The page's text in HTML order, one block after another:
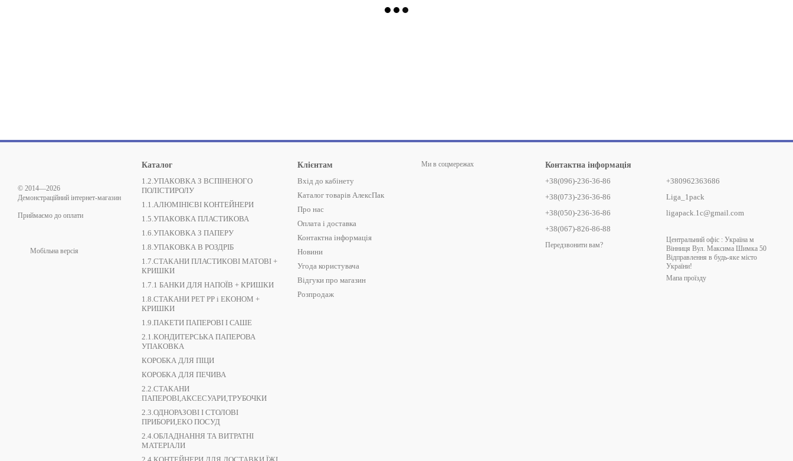
© 2014—2026
Демонстраційний інтернет-магазин
Приймаємо до оплати
Мобільна версія
Каталог
1.2.УПАКОВКА З ВСПІНЕНОГО
ПОЛІСТИРОЛУ
1.1.АЛЮМІНІЄВІ КОНТЕЙНЕРИ
1.5.УПАКОВКА ПЛАСТИКОВА
1.6.УПАКОВКА З ПАПЕРУ
1.8.УПАКОВКА В РОЗДРІБ
1.7.СТАКАНИ ПЛАСТИКОВІ МАТОВІ +
КРИШКИ
1.7.1 БАНКИ ДЛЯ НАПОЇВ + КРИШКИ
1.8.СТАКАНИ РЕТ РР і ЕКОНОМ +
КРИШКИ
1.9.ПАКЕТИ ПАПЕРОВІ І САШЕ
2.1.КОНДИТЕРСЬКА ПАПЕРОВА
УПАКОВКА
КОРОБКА ДЛЯ ПІЦИ
КОРОБКА ДЛЯ ПЕЧИВА
2.2.СТАКАНИ
ПАПЕРОВІ,АКСЕСУАРИ,ТРУБОЧКИ
2.3.ОДНОРАЗОВІ І СТОЛОВІ
ПРИБОРИ,ЕКО ПОСУД
2.4.ОБЛАДНАННЯ ТА ВИТРАТНІ
МАТЕРІАЛИ
Клієнтам
Вхід до кабінету
Каталог товарів АлексПак
Про нас
Оплата і доставка
Контактна інформація
Новини
Угода користувача
Відгуки про магазин
Розпродаж
Ми в соцмережах
Контактна інформація
+38(096)-236-36-86
+38(073)-236-36-86
+38(050)-236-36-86
+38(067)-826-86-88
Передзвонити вам?
+380962363686
Liga_1pack
ligapack.1c@gmail.com
Центральний офіс : Україна м
Вінниця Вул. Максима Шимка 50
Відправлення в будь-яке місто
України!
Мапа проїзду